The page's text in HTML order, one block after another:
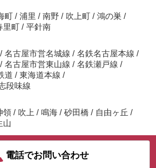
町 / 浦里 / 南野 / 吹上町 / 鴻の巣 /
里町 / 平針南
/ 名古屋市営名城線 / 名鉄名古屋本線 /
/ 名古屋市営東山線 / 名鉄瀬戸線 /
道 / 東海道本線 /
段味線
領 / 吹上 / 鳴海 / 砂田橋 / 自由ヶ丘 /
山
電話でお問い合わせ